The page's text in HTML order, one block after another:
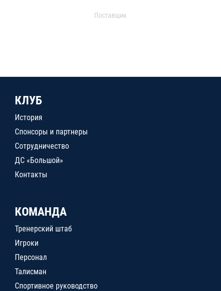
Поставщик
КЛУБ
История
Спонсоры и партнеры
Сотрудничество
ДС «Большой»
Контакты
КОМАНДА
Тренерский штаб
Игроки
Персонал
Талисман
Спортивное руководство